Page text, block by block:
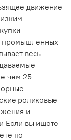
движение
промышленных
весь
чем 25
роликовые
и
Если вы ищете
по